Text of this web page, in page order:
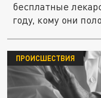
бесплатные
году, кому они
ПРОИСШЕСТВИЯ